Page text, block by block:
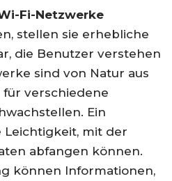
Fi-Netzwerke
stellen sie erhebliche
die Benutzer verstehen
sind von Natur aus
verschiedene
Ein
Leichtigkeit, mit der
abfangen können.
können Informationen,